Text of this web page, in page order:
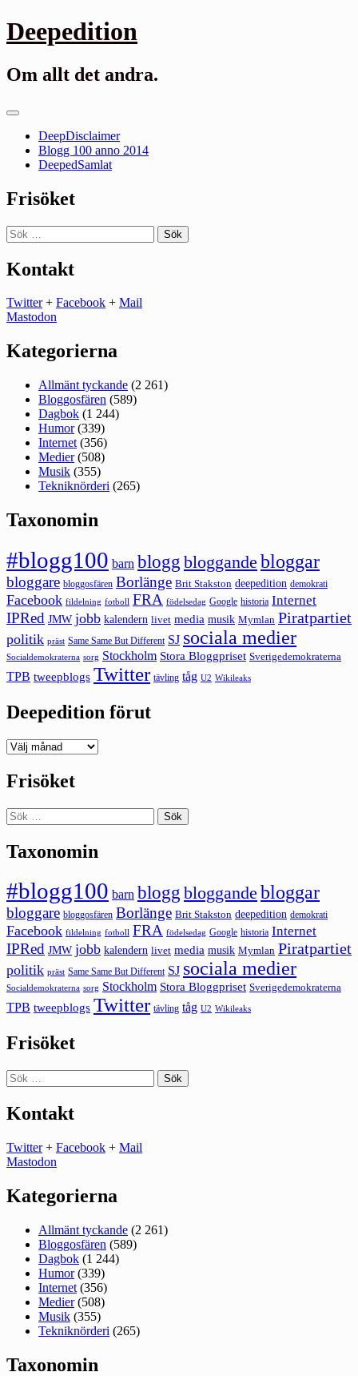
Gå
till
Deepedition
Om allt det andra.
Primär
DeepDisclaimer
Blogg 100 anno 2014
DeepedSamlat
Frisöket
Sök
efter:
Kontakt
Twitter+ Facebook + Mail
Mastodon
Kategorierna
Allmänt tyckande (2 261)
Bloggosfären (589)
Dagbok (1 244)
Humor(339)
Internet (356)
Medier(508)
Musik (355)
Tekniknörderi (265)
Taxonomin
#blogg100 barn blogg bloggande bloggar
bloggare bloggosfären Borlänge Brit Stakston deepedition demokrati
Facebook fildelning fotboll FRA födelsedag Google historia Internet
IPRed JMW jobb kalendern livet media musik Mymlan Piratpartiet
politik präst Same Same But Different SJ sociala medier
Socialdemokraterna sorg Stockholm Stora Bloggpriset Sverigedemokraterna
TPB tweepblogs Twitter tävling tåg U2 Wikileaks
Deepedition förut
Deepedition
Frisöket
Sök
efter:
Taxonomin
#blogg100 barn blogg bloggande bloggar
bloggare bloggosfären Borlänge Brit Stakston deepedition demokrati
Facebook fildelning fotboll FRA födelsedag Google historia Internet
IPRed JMW jobb kalendern livet media musik Mymlan Piratpartiet
politik präst Same Same But Different SJ sociala medier
Socialdemokraterna sorg Stockholm Stora Bloggpriset Sverigedemokraterna
TPB tweepblogs Twitter tävling tåg U2 Wikileaks
Frisöket
Sök
efter:
Kontakt
Twitter+ Facebook + Mail
Mastodon
Kategorierna
Allmänt tyckande (2 261)
Bloggosfären (589)
Dagbok (1 244)
Humor(339)
Internet (356)
Medier(508)
Musik (355)
Tekniknörderi (265)
Taxonomin